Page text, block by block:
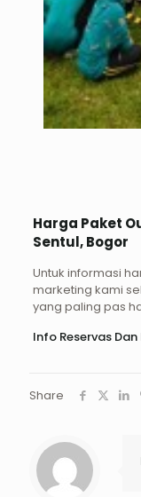
Harga Paket
Sentul, Bogor
Untuk informasi
marketing kami
yang paling pas
Info Reservas
Share